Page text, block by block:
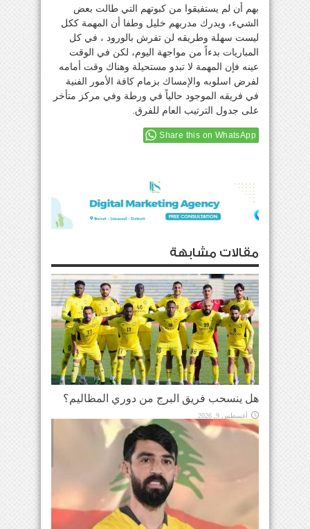
بهم أن لم يستفيقوا من كبوتهم التي طالت بعض
الشيء، ويدرك مدربهم خليل وطفا أن المهمة ككل
ليست سهلة وطريقه لن تفرش بالورود ، في كل
المباريات بدءاً من مواجهة اليوم، لكن في الوقت
عينه فإن المهمة لا تبدو مستحيلة وهناك وقت أمامه
لفرض اسلوبه والإمساك بزمام كافة الأمور الفنية
في فريقه الموجود حالياً في ورطة وفي مركز متأخر
على جدول الترتيب العام للفرق.
Share this on WhatsApp
مقالات مشابهة
هل ينسحب فريق البرج من دوري المظاليم؟
أغسطس 9, 2026